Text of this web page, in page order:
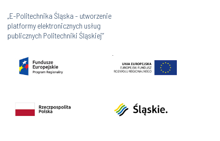
„E-Politechnika Śląska - utworzenie
platformy elektronicznych usług
publicznych Politechniki Śląskiej”